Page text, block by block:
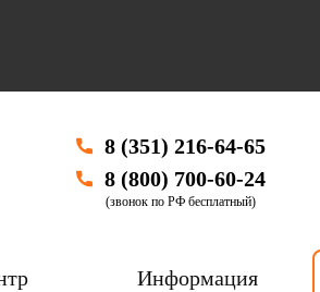
8 (351) 216-64-65
8 (800) 700-60-24
(звонок по РФ бесплатный)
Информация